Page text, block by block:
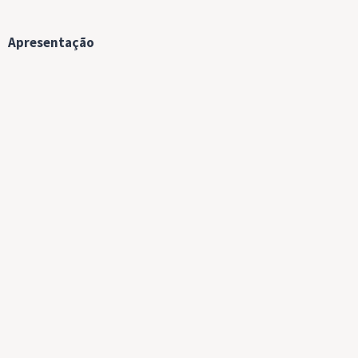
Apresentação